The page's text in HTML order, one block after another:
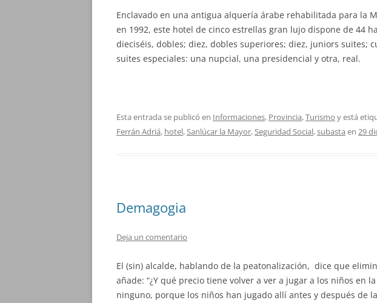
Enclavado en una antigua alquería árabe rehabilitada para la
en 1992, este hotel de cinco estrellas gran lujo dispone de 44
dieciséis, dobles; diez, dobles superiores; diez, juniors suites;
suites especiales: una nupcial, una presidencial y otra, real.
Esta entrada se publicó en Informaciones, Provincia,Turismo y está
Ferrán Adriá, hotel,Sanlúcar la Mayor,Seguridad Social,subasta en 29
Demagogia
Deja un comentario
El (sin) alcalde, hablando de la peatonalización, dice que
añade: “¿Y qué precio tiene volver a ver a jugar a los niños en la
ninguno, porque los niños han jugado allí antes y después de